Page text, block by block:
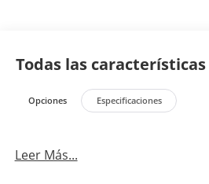
Todas las características
Opciones Especificaciones
Leer Más...